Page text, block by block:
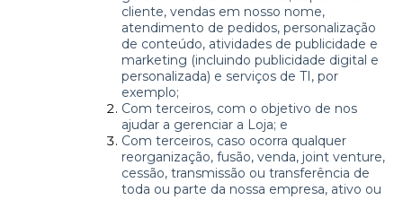
cliente, vendas em nosso nome,
atendimento de pedidos, personalização
de conteúdo, atividades de publicidade e
marketing (incluindo publicidade digital e
personalizada) e serviços de TI, por
exemplo;
Com terceiros, com o objetivo de nos
ajudar a gerenciar a Loja; e
Com terceiros, caso ocorra qualquer
reorganização, fusão, venda, joint venture,
cessão, transmissão ou transferência de
toda ou parte da nossa empresa, ativo ou